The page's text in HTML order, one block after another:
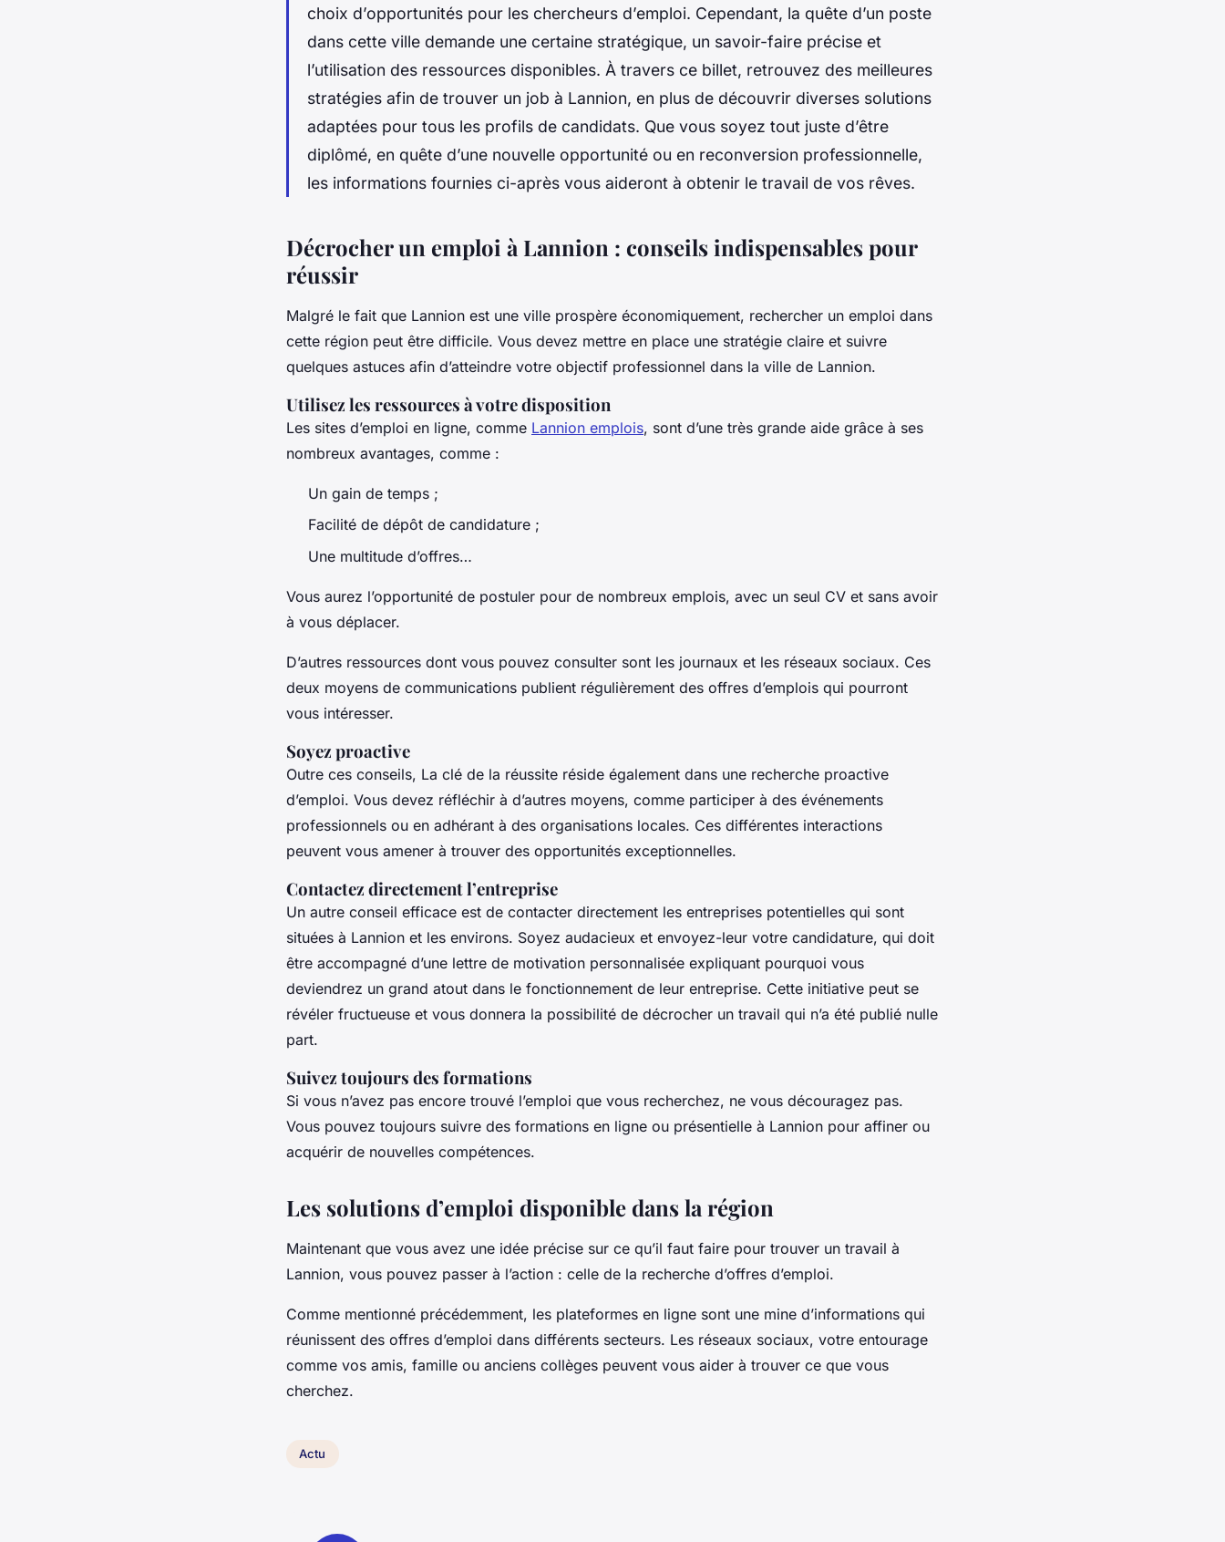
choix d’opportunités pour les chercheurs d’emploi. Cependant, la quête d’un poste
dans cette ville demande une certaine stratégique, un savoir-faire précise et
l’utilisation des ressources disponibles. À travers ce billet, retrouvez des meilleures
stratégies afin de trouver un job à Lannion, en plus de découvrir diverses solutions
adaptées pour tous les profils de candidats. Que vous soyez tout juste d’être
diplômé, en quête d’une nouvelle opportunité ou en reconversion professionnelle,
les informations fournies ci-après vous aideront à obtenir le travail de vos rêves.
Décrocher un emploi à Lannion : conseils indispensables pour
réussir
Malgré le fait que Lannion est une ville prospère économiquement, rechercher un emploi dans
cette région peut être difficile. Vous devez mettre en place une stratégie claire et suivre
quelques astuces afin d’atteindre votre objectif professionnel dans la ville de Lannion.
Utilisez les ressources à votre disposition
Les sites d’emploi en ligne, comme Lannion emplois, sont d’une très grande aide grâce à ses
nombreux avantages, comme :
Un gain de temps ;
Facilité de dépôt de candidature ;
Une multitude d’offres…
Vous aurez l’opportunité de postuler pour de nombreux emplois, avec un seul CV et sans avoir
à vous déplacer.
D’autres ressources dont vous pouvez consulter sont les journaux et les réseaux sociaux. Ces
deux moyens de communications publient régulièrement des offres d’emplois qui pourront
vous intéresser.
Soyez proactive
Outre ces conseils, La clé de la réussite réside également dans une recherche proactive
d’emploi. Vous devez réfléchir à d’autres moyens, comme participer à des événements
professionnels ou en adhérant à des organisations locales. Ces différentes interactions
peuvent vous amener à trouver des opportunités exceptionnelles.
Contactez directement l’entreprise
Un autre conseil efficace est de contacter directement les entreprises potentielles qui sont
situées à Lannion et les environs. Soyez audacieux et envoyez-leur votre candidature, qui doit
être accompagné d’une lettre de motivation personnalisée expliquant pourquoi vous
deviendrez un grand atout dans le fonctionnement de leur entreprise. Cette initiative peut se
révéler fructueuse et vous donnera la possibilité de décrocher un travail qui n’a été publié nulle
part.
Suivez toujours des formations
Si vous n’avez pas encore trouvé l’emploi que vous recherchez, ne vous découragez pas.
Vous pouvez toujours suivre des formations en ligne ou présentielle à Lannion pour affiner ou
acquérir de nouvelles compétences.
Les solutions d’emploi disponible dans la région
Maintenant que vous avez une idée précise sur ce qu’il faut faire pour trouver un travail à
Lannion, vous pouvez passer à l’action : celle de la recherche d’offres d’emploi.
Comme mentionné précédemment, les plateformes en ligne sont une mine d’informations qui
réunissent des offres d’emploi dans différents secteurs. Les réseaux sociaux, votre entourage
comme vos amis, famille ou anciens collèges peuvent vous aider à trouver ce que vous
cherchez.
Actu